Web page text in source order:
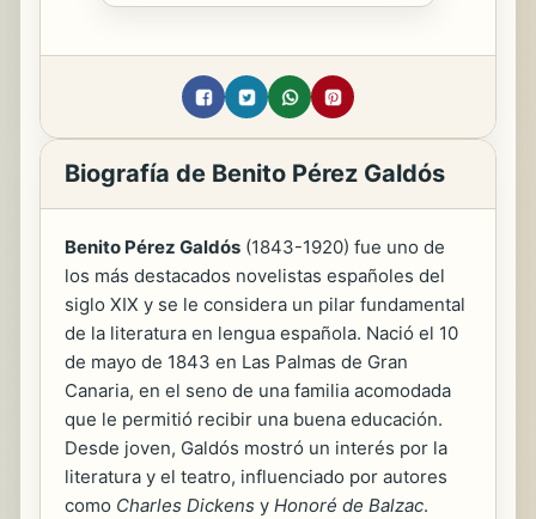
Biografía de Benito Pérez Galdós
Benito Pérez Galdós (1843-1920) fue uno de
los más destacados novelistas españoles del
siglo XIX y se le considera un pilar fundamental
de la literatura en lengua española. Nació el 10
de mayo de 1843 en Las Palmas de Gran
Canaria, en el seno de una familia acomodada
que le permitió recibir una buena educación.
Desde joven, Galdós mostró un interés por la
literatura y el teatro, influenciado por autores
como Charles Dickens y Honoré de Balzac.